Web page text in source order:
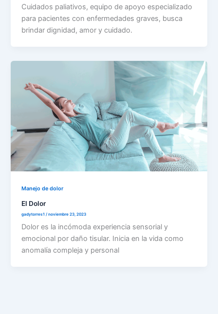
Cuidados paliativos, equipo de apoyo especializado
para pacientes con enfermedades graves, busca
brindar dignidad, amor y cuidado.
Manejo de dolor
El Dolor
gadytorres1/noviembre 23, 2023
Dolor es la incómoda experiencia sensorial y
emocional por daño tisular. Inicia en la vida como
anomalía compleja y personal